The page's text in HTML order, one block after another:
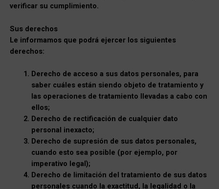
verificar su cumplimiento.
Sus derechos
Le informamos que podrá ejercer los siguientes
derechos:
Derecho de acceso a sus datos personales, para
saber cuáles están siendo objeto de tratamiento y
las operaciones de tratamiento llevadas a cabo con
ellos;
Derecho de rectificación de cualquier dato
personal inexacto;
Derecho de supresión de sus datos personales,
cuando esto sea posible (por ejemplo, por
imperativo legal);
Derecho de limitación del tratamiento de sus datos
personales cuando la exactitud, la legalidad o la